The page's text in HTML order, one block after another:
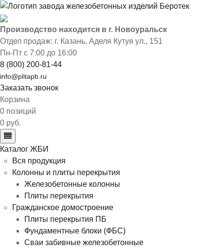
Производство находится в г. Новоуральск
Отдел продаж: г. Казань, Аделя Кутуя ул., 151
Пн-Пт с 7:00 до 16:00
8 (800) 200-81-44
info@plitapb.ru
Заказать звонок
Корзина
0 позиций
0 руб.
Каталог ЖБИ
Вся продукция
Колонны и плиты перекрытия
Железобетонные колонны
Плиты перекрытия
Гражданское домостроение
Плиты перекрытия ПБ
Фундаментные блоки (ФБС)
Сваи забивные железобетонные